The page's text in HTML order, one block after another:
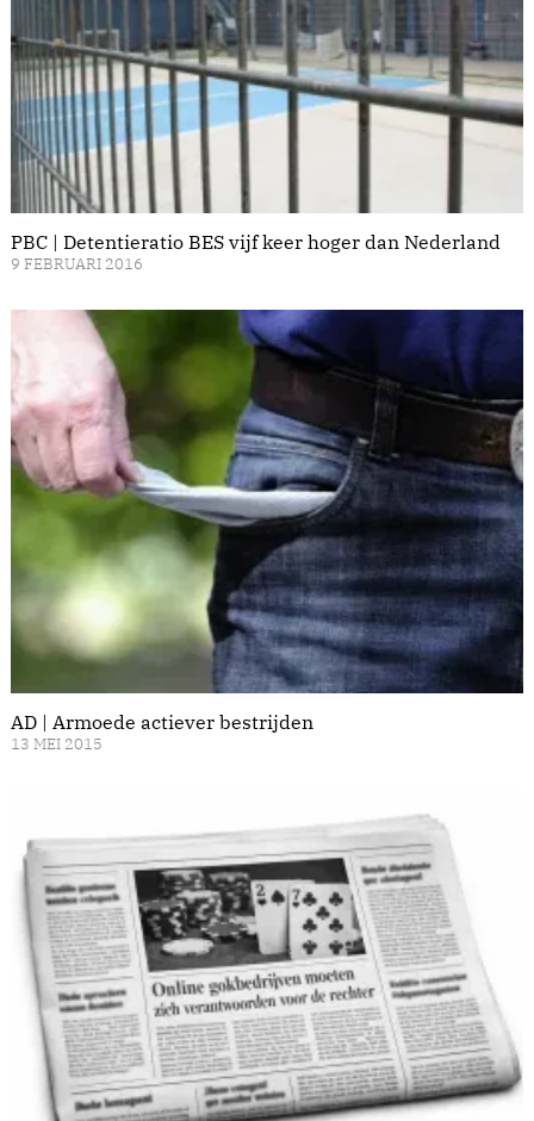
PBC | Detentieratio BES vijf keer hoger dan Nederland
9 FEBRUARI 2016
AD | Armoede actiever bestrijden
13 MEI 2015